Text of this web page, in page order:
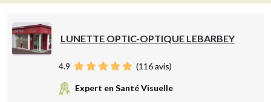
LUNETTE OPTIC-OPTIQUE LEBARBEY
4.9 (116avis)
Expert en Santé Visuelle